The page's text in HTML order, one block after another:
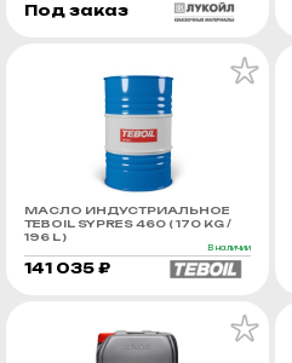
Под заказ
МАСЛО ИНДУСТРИАЛЬНОЕ
TEBOIL SYPRES 460 ( 170 KG /
196 L )
В наличии
141 035 ₽